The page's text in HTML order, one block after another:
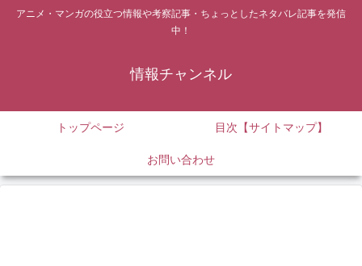
アニメ・マンガの役立つ情報や考察記事・ちょっとしたネタバレ記事を発信
中！
情報チャンネル
トップページ 目次【サイトマップ】
お問い合わせ